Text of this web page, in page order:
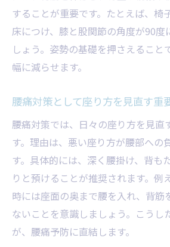
松田町で広がる腰痛対策の新
地域で注目される腰痛予
腰痛対策に役立つ松田町
腰痛改善に向けた情報交
腰痛対策イベントに参加
松田町発の腰痛予防アイ
正しい立ち方が腰痛を遠ざけ
腰痛予防には正しい立ち
腰痛を防ぐための重心バ
立ち仕事中の腰痛対策姿
腰痛に配慮した日常の立
することが重要です。たとえば、椅
床につけ、膝と股関節の角度が90度
しょう。姿勢の基礎を押さえること
幅に減らせます。
腰痛対策として座り方を見直す重
腰痛対策では、日々の座り方を見直
す。理由は、悪い座り方が腰部への
す。具体的には、深く腰掛け、背も
りと預けることが推奨されます。例
時には座面の奥まで腰を入れ、背筋
ないことを意識しましょう。こうし
が、腰痛予防に直結します。